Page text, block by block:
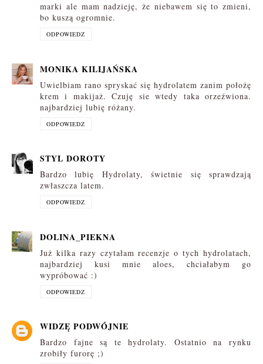
marki ale mam nadzieję, że niebawem się to zmieni,
bo kuszą ogromnie.
ODPOWIEDZ
MONIKA KILIJAŃSKA
Uwielbiam rano spryskać się hydrolatem zanim położę
krem i makijaż. Czuję sie wtedy taka orzeźwiona.
najbardziej lubię różany.
ODPOWIEDZ
STYL DOROTY
Bardzo lubię Hydrolaty, świetnie się sprawdzają
zwłaszcza latem.
ODPOWIEDZ
DOLINA_PIEKNA
Już kilka razy czytałam recenzje o tych hydrolatach,
najbardziej kusi mnie aloes, chciałabym go
wypróbować :)
ODPOWIEDZ
WIDZĘ PODWÓJNIE
Bardzo fajne są te hydrolaty. Ostatnio na rynku
zrobiły furorę ;)